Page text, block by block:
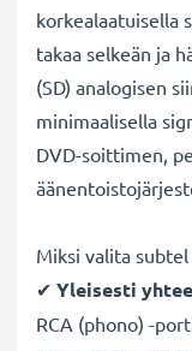
korkealaatuisella
takaa selkeän ja
(SD) analogisen
minimaalisella
DVD-soittimen,
Miksi valita subtel
✔ Yleisesti
RCA (phono) -